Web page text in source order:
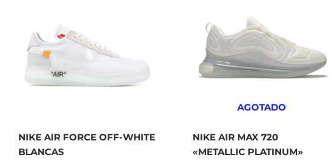
NIKE AIR FORCE OFF-WHITE
BLANCAS
AGOTADO
NIKE AIR MAX 720
«METALLIC PLATINUM»